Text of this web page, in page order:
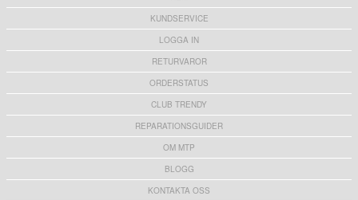
KUNDSERVICE
LOGGA IN
RETURVAROR
ORDERSTATUS
CLUB TRENDY
REPARATIONSGUIDER
OM MTP
BLOGG
KONTAKTA OSS